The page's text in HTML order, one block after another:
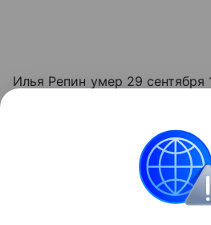
Илья Репин умер 29 сентября
продолжали жить его
"Пенатах" Репин прожил и
лет. На реставрацию музей